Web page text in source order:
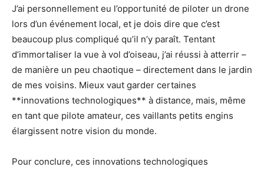
J’ai personnellement eu l’opportunité de piloter un drone
lors d’un événement local, et je dois dire que c’est
beaucoup plus compliqué qu’il n’y paraît. Tentant
d’immortaliser la vue à vol d’oiseau, j’ai réussi à atterrir –
de manière un peu chaotique – directement dans le jardin
de mes voisins. Mieux vaut garder certaines
**innovations technologiques** à distance, mais, même
en tant que pilote amateur, ces vaillants petits engins
élargissent notre vision du monde.
Pour conclure, ces innovations technologiques